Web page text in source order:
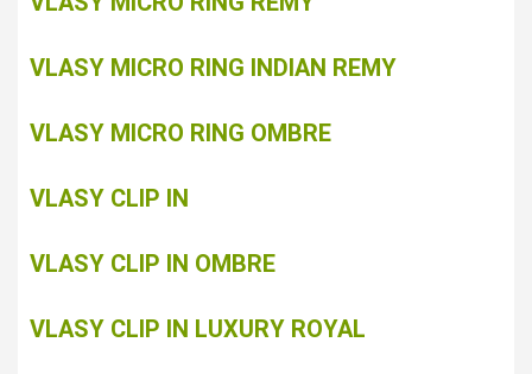
VLASY MICRO RING INDIAN REMY
VLASY MICRO RING OMBRE
VLASY CLIP IN
VLASY CLIP IN OMBRE
VLASY CLIP IN LUXURY ROYAL